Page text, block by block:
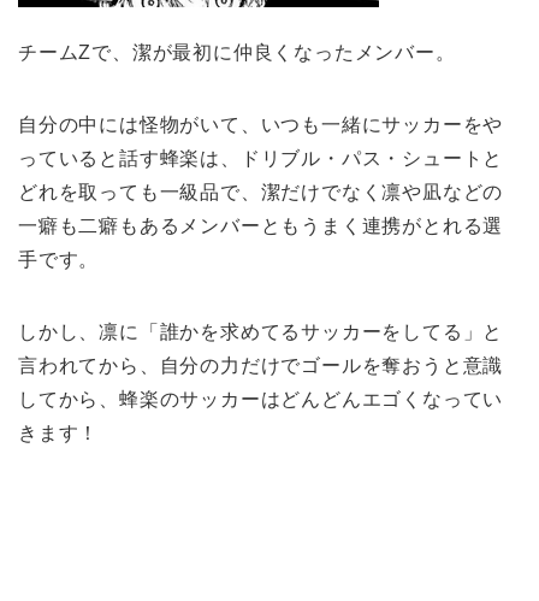
チームZで、潔が最初に仲良くなったメンバー。
自分の中には怪物がいて、いつも一緒にサッカーをや
っていると話す蜂楽は、ドリブル・パス・シュートと
どれを取っても一級品で、潔だけでなく凛や凪などの
一癖も二癖もあるメンバーともうまく連携がとれる選
手です。
しかし、凛に「誰かを求めてるサッカーをしてる」と
言われてから、自分の力だけでゴールを奪おうと意識
してから、蜂楽のサッカーはどんどんエゴくなってい
きます！